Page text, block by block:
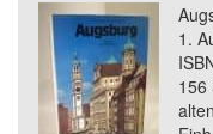
1.
156